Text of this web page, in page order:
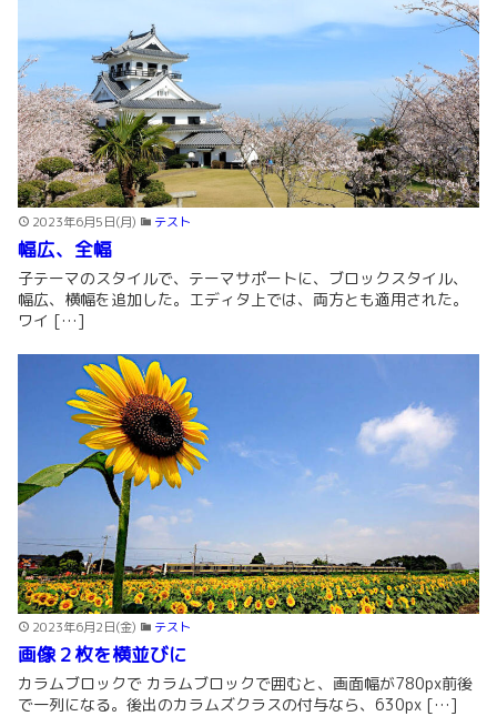
2023年6月5日(月) テスト
幅広、全幅
子テーマのスタイルで、テーマサポートに、ブロックスタイル、
幅広、横幅を追加した。エディタ上では、両方とも適用された。
ワイ […]
2023年6月2日(金) テスト
画像２枚を横並びに
カラムブロックで カラムブロックで囲むと、画面幅が780px前後
で一列になる。後出のカラムズクラスの付与なら、630px […]